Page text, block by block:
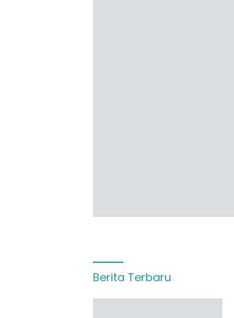
Berita Terbaru